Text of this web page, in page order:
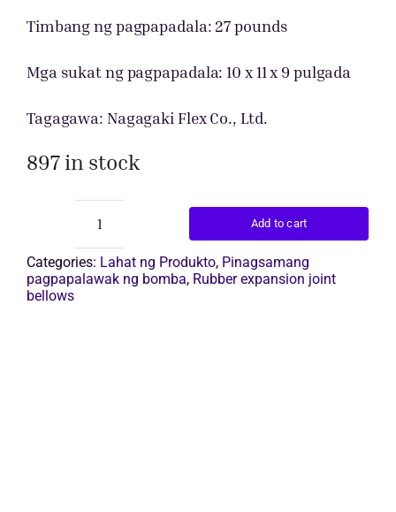
Timbang ng pagpapadala: 27 pounds
Mga sukat ng pagpapadala: 10 x 11 x 9 pulgada
Tagagawa: Nagagaki Flex Co., Ltd.
897 in stock
Aparato
ng
pagpapalawak
ng
Add to cart
Categories: Lahat ng Produkto, Pinagsamang
pagpapalawak ng bomba, Rubber expansion joint
bellows